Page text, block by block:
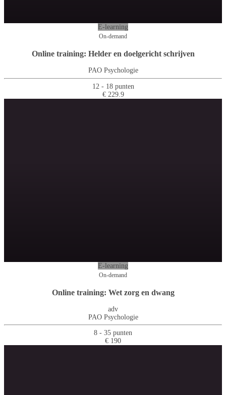
E-learning
On-demand
Online training: Helder en doelgericht schrijven
PAO Psychologie
12 - 18 punten
€ 229.9
E-learning
On-demand
Online training: Wet zorg en dwang
adv
PAO Psychologie
8 - 35 punten
€ 190